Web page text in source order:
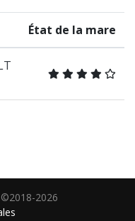
État de la mare
2026